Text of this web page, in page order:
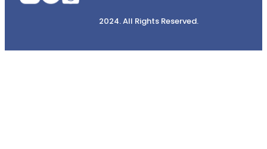
2024. All Rights Reserved.